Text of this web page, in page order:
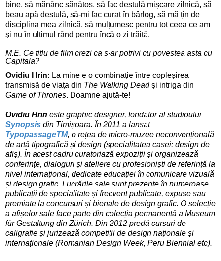
bine, să mănânc sănătos, să fac destulă mișcare zilnică, să
și nu în ultimul rând pentru încă o zi trăită.
M.E. Ce titlu de film crezi ca s-ar potrivi cu povestea asta cu
Capitala?
Ovidiu Hrin: La mine
transmisă de viața din The Walking Dead
Game of Thrones. Doamne ajută-te!
Ovidiu Hrin
Synopsis
din Timișoara. În 2011 a lansat
TypopassageTM, o rețea de micro-muzee neconvențională
de artă tipografică și design (specialitatea casei: design de
afiș). În acest cadru curatoriază expoziții și organizează
conferințe, dialoguri și ateliere cu profesioniști de referință la
nivel internațional, dedicate educației în comunicare vizuală
și design grafic. Lucrările sale sunt prezente în numeroase
publicații de specialitate și frecvent publicate, expuse sau
premiate la concursuri și bienale de design grafic. O selecție
a afișelor sale face parte din colecția permanentă a Museum
für Gestaltung din Zürich. Din 2012 predă cursuri de
caligrafie și jurizează competiții de design naționale și
internaționale (Romanian Design Week, Peru Biennial etc).